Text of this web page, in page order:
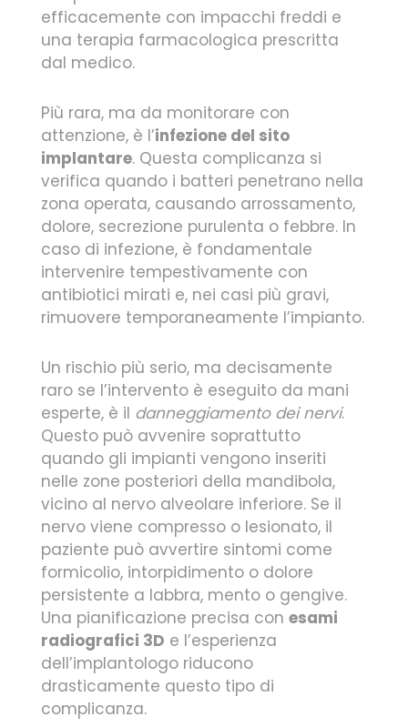
efficacemente con impacchi freddi e
una terapia farmacologica prescritta
dal medico.
Più rara, ma da monitorare con
attenzione, è l’infezione del sito
implantare. Questa complicanza si
verifica quando i batteri penetrano nella
zona operata, causando arrossamento,
dolore, secrezione purulenta o febbre. In
caso di infezione, è fondamentale
intervenire tempestivamente con
antibiotici mirati e, nei casi più gravi,
rimuovere temporaneamente l’impianto.
Un rischio più serio, ma decisamente
raro se l’intervento è eseguito da mani
esperte, è il danneggiamento dei nervi.
Questo può avvenire soprattutto
quando gli impianti vengono inseriti
nelle zone posteriori della mandibola,
vicino al nervo alveolare inferiore. Se il
nervo viene compresso o lesionato, il
paziente può avvertire sintomi come
formicolio, intorpidimento o dolore
persistente a labbra, mento o gengive.
Una pianificazione precisa con esami
radiografici 3D e l’esperienza
dell’implantologo riducono
drasticamente questo tipo di
complicanza.